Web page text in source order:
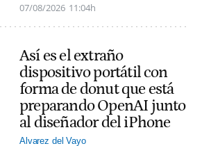
07/08/2026 11:04h
Así es el extraño
dispositivo portátil con
forma de donut que está
preparando OpenAI junto
al diseñador del iPhone
Alvarez del Vayo